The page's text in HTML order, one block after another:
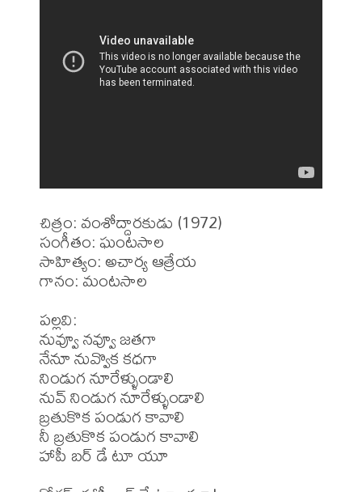
చిత్రం: వంశోద్దారకుడు (1972)
సంగీతం: ఘంటసాల
సాహిత్యం: అచార్య ఆత్రేయ
గానం: మంటసాల
పల్లవి:
నువ్వూ నవ్వూ జతగా
నేనూ నువ్వొక కధగా
నిండుగ నూరేళ్ళుండాలి
నువ్ నిండుగ నూరేళ్ళుండాలి
బ్రతుకొక పండుగ కావాలి
నీ బ్రతుకొక పండుగ కావాలి
హాపీ బర్ డే టూ యూ